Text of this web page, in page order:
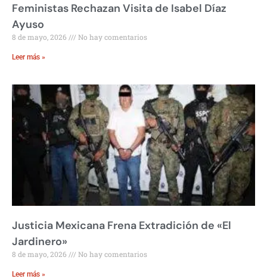
Feministas Rechazan Visita de Isabel Díaz
Ayuso
8 de mayo, 2026 No hay comentarios
Leer más »
Justicia Mexicana Frena Extradición de «El
Jardinero»
8 de mayo, 2026 No hay comentarios
Leer más »